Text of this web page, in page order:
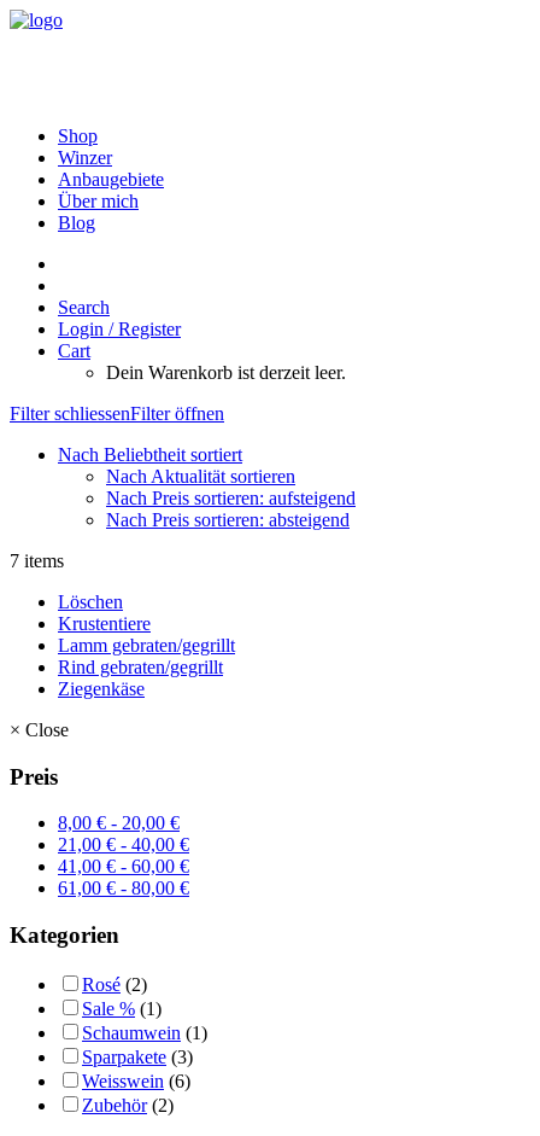
Shop
Winzer
Anbaugebiete
Über mich
Blog
Search
Login / Register
Cart
Dein Warenkorb ist derzeit leer.
Filter schliessenFilter öffnen
Nach Beliebtheit sortiert
Nach Aktualität sortieren
Nach Preis sortieren: aufsteigend
Nach Preis sortieren: absteigend
7 items
Löschen
Krustentiere
Lamm gebraten/gegrillt
Rind gebraten/gegrillt
Ziegenkäse
× Close
Preis
8,00 € - 20,00 €
21,00 € - 40,00 €
41,00 € - 60,00 €
61,00 € - 80,00 €
Kategorien
Rosé (2)
Sale % (1)
Schaumwein (1)
Sparpakete (3)
Weisswein (6)
Zubehör (2)